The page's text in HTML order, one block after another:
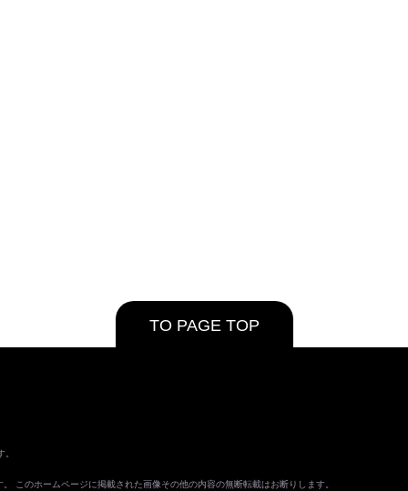
TO PAGE TOP
このホームページに掲載された画像その他の内容の無断転載はお断りします。